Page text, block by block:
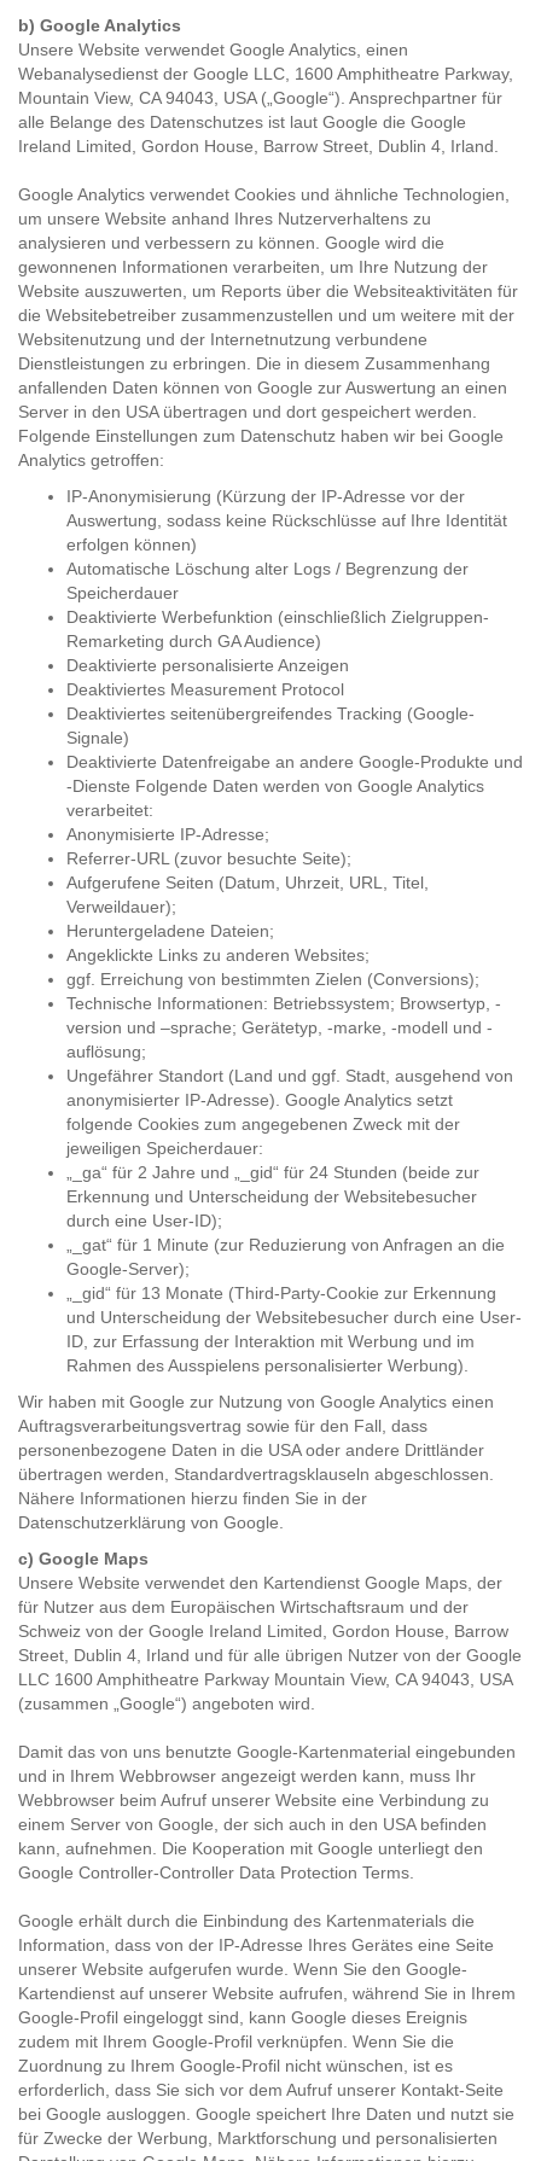
b) Google Analytics
Unsere Website verwendet Google Analytics, einen
Webanalysedienst der Google LLC, 1600 Amphitheatre Parkway,
Mountain View, CA 94043, USA („Google“). Ansprechpartner für
alle Belange des Datenschutzes ist laut Google die Google
Ireland Limited, Gordon House, Barrow Street, Dublin 4, Irland.
Google Analytics verwendet Cookies und ähnliche Technologien,
um unsere Website anhand Ihres Nutzerverhaltens zu
analysieren und verbessern zu können. Google wird die
gewonnenen Informationen verarbeiten, um Ihre Nutzung der
Website auszuwerten, um Reports über die Websiteaktivitäten für
die Websitebetreiber zusammenzustellen und um weitere mit der
Websitenutzung und der Internetnutzung verbundene
Dienstleistungen zu erbringen. Die in diesem Zusammenhang
anfallenden Daten können von Google zur Auswertung an einen
Server in den USA übertragen und dort gespeichert werden.
Folgende Einstellungen zum Datenschutz haben wir bei Google
Analytics getroffen:
IP-Anonymisierung (Kürzung der IP-Adresse vor der
Auswertung, sodass keine Rückschlüsse auf Ihre Identität
erfolgen können)
Automatische Löschung alter Logs / Begrenzung der
Speicherdauer
Deaktivierte Werbefunktion (einschließlich Zielgruppen-
Remarketing durch GA Audience)
Deaktivierte personalisierte Anzeigen
Deaktiviertes Measurement Protocol
Deaktiviertes seitenübergreifendes Tracking (Google-
Signale)
Deaktivierte Datenfreigabe an andere Google-Produkte und
-Dienste Folgende Daten werden von Google Analytics
verarbeitet:
Anonymisierte IP-Adresse;
Referrer-URL (zuvor besuchte Seite);
Aufgerufene Seiten (Datum, Uhrzeit, URL, Titel,
Verweildauer);
Heruntergeladene Dateien;
Angeklickte Links zu anderen Websites;
ggf. Erreichung von bestimmten Zielen (Conversions);
Technische Informationen: Betriebssystem; Browsertyp, -
version und –sprache; Gerätetyp, -marke, -modell und -
auflösung;
Ungefährer Standort (Land und ggf. Stadt, ausgehend von
anonymisierter IP-Adresse). Google Analytics setzt
folgende Cookies zum angegebenen Zweck mit der
jeweiligen Speicherdauer:
„_ga“ für 2 Jahre und „_gid“ für 24 Stunden (beide zur
Erkennung und Unterscheidung der Websitebesucher
durch eine User-ID);
„_gat“ für 1 Minute (zur Reduzierung von Anfragen an die
Google-Server);
„_gid“ für 13 Monate (Third-Party-Cookie zur Erkennung
und Unterscheidung der Websitebesucher durch eine User-
ID, zur Erfassung der Interaktion mit Werbung und im
Rahmen des Ausspielens personalisierter Werbung).
Wir haben mit Google zur Nutzung von Google Analytics einen
Auftragsverarbeitungsvertrag sowie für den Fall, dass
personenbezogene Daten in die USA oder andere Drittländer
übertragen werden, Standardvertragsklauseln abgeschlossen.
Nähere Informationen hierzu finden Sie in der
Datenschutzerklärung von Google
c) Google Maps
Unsere Website verwendet den Kartendienst Google Maps, der
für Nutzer aus dem Europäischen Wirtschaftsraum und der
Schweiz von der Google Ireland Limited, Gordon House, Barrow
Street, Dublin 4, Irland und für alle übrigen Nutzer von der Google
LLC 1600 Amphitheatre Parkway Mountain View, CA 94043, USA
(zusammen „Google“) angeboten wird.
Damit das von uns benutzte Google-Kartenmaterial eingebunden
und in Ihrem Webbrowser angezeigt werden kann, muss Ihr
Webbrowser beim Aufruf unserer Website eine Verbindung zu
einem Server von Google, der sich auch in den USA befinden
kann, aufnehmen. Die Kooperation mit Google unterliegt den
Google Controller-Controller Data Protection Terms
Google erhält durch die Einbindung des Kartenmaterials die
Information, dass von der IP-Adresse Ihres Gerätes eine Seite
unserer Website aufgerufen wurde. Wenn Sie den Google-
Kartendienst auf unserer Website aufrufen, während Sie in Ihrem
Google-Profil eingeloggt sind, kann Google dieses Ereignis
zudem mit Ihrem Google-Profil verknüpfen. Wenn Sie die
Zuordnung zu Ihrem Google-Profil nicht wünschen, ist es
erforderlich, dass Sie sich vor dem Aufruf unserer Kontakt-Seite
bei Google ausloggen. Google speichert Ihre Daten und nutzt sie
für Zwecke der Werbung, Marktforschung und personalisierten